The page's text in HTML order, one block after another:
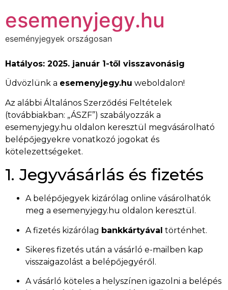
esemenyjegy.hu
eseményjegyek országosan
Hatályos: 2025. január 1-től visszavonásig
Üdvözlünk a esemenyjegy.hu weboldalon!
Az alábbi Általános Szerződési Feltételek
(továbbiakban: „ÁSZF”) szabályozzák a
esemenyjegy.hu oldalon keresztül megvásárolható
belépőjegyekre vonatkozó jogokat és
kötelezettségeket.
1. Jegyvásárlás és fizetés
A belépőjegyek kizárólag online vásárolhatók
meg a esemenyjegy.hu oldalon keresztül.
A fizetés kizárólag bankkártyával történhet.
Sikeres fizetés után a vásárló e-mailben kap
visszaigazolást a belépőjegyéről.
A vásárló köteles a helyszínen igazolni a belépés